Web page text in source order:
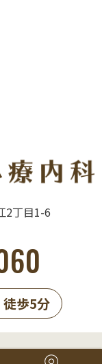
2丁目1-6
徒歩5分